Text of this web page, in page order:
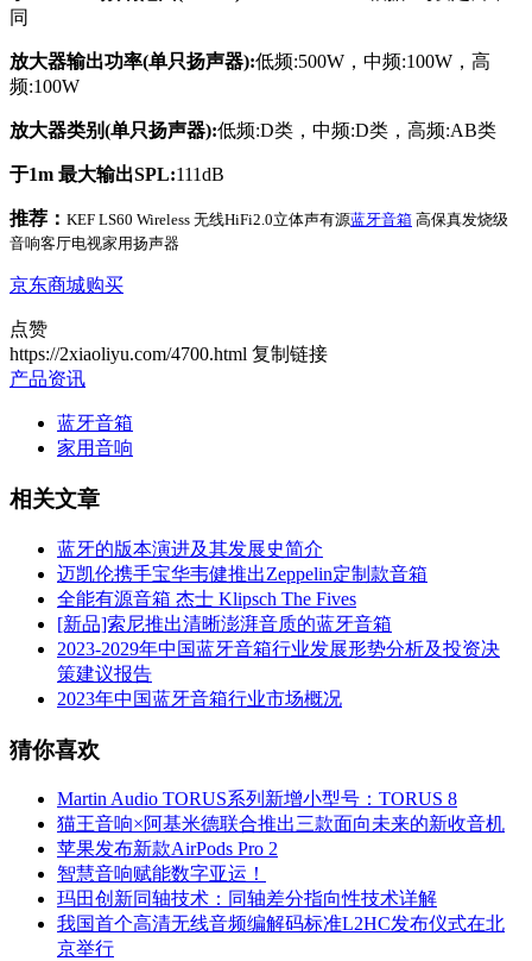
同
放大器输出功率(单只扬声器):低频:500W，中频:100W，高
频:100W
放大器类别(单只扬声器):低频:D类，中频:D类，高频:AB类
于1m 最大输出SPL:111dB
推荐： KEF LS60 Wireless 无线HiFi2.0立体声有源蓝牙音箱 高保真发烧级
音响客厅电视家用扬声器
京东商城购买
点赞
https://2xiaoliyu.com/4700.html 复制链接
产品资讯
蓝牙音箱
家用音响
相关文章
蓝牙的版本演进及其发展史简介
迈凯伦携手宝华韦健推出Zeppelin定制款音箱
全能有源音箱 杰士 Klipsch The Fives
[新品]索尼推出清晰澎湃音质的蓝牙音箱
2023-2029年中国蓝牙音箱行业发展形势分析及投资决
策建议报告
2023年中国蓝牙音箱行业市场概况
猜你喜欢
Martin Audio TORUS系列新增小型号：TORUS 8
猫王音响×阿基米德联合推出三款面向未来的新收音机
苹果发布新款AirPods Pro 2
智慧音响赋能数字亚运！
玛田创新同轴技术：同轴差分指向性技术详解
我国首个高清无线音频编解码标准L2HC发布仪式在北
京举行